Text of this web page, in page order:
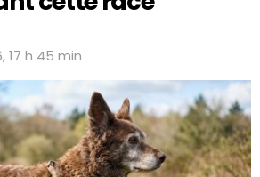
17 h 45 min